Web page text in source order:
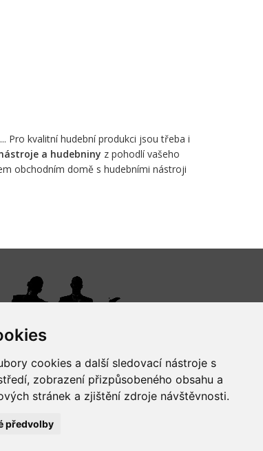
cookies a další sledovací nástroje s
zobrazení přizpůsobeného obsahu a
stránek a zjištění zdroje návštěvnosti.
předvolby
Pro kvalitní hudební produkci jsou třeba i
a hudebniny z pohodlí vašeho
obchodním domě s hudebními nástroji